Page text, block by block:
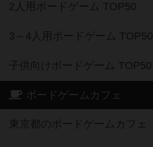
2人用ボードゲーム TOP50
3～4人用ボードゲーム TOP50
子供向けボードゲーム TOP50
ボードゲームカフェ
東京都のボードゲームカフェ